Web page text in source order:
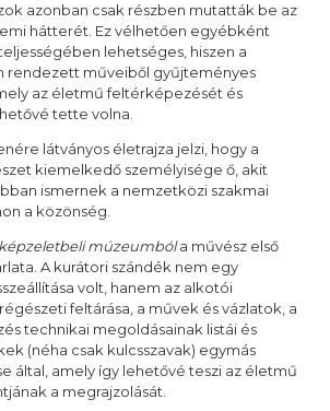
azonban csak részben mutatták be az
hátterét. Ez vélhetően egyébként
lehetséges, hiszen a
rendezett műveiből gyűjteményes
az életmű feltérképezését és
tette volna.
látványos életrajza jelzi, hogy a
kiemelkedő személyisége ő, akit
ismernek a nemzetközi szakmai
a közönség.
múzeumbóla művész első
A kurátori szándék nem egy
volt, hanem az alkotói
feltárása, a művek és vázlatok, a
technikai megoldásainak listái és
(néha csak kulcsszavak) egymás
által, amely így lehetővé teszi az életmű
a megrajzolását.